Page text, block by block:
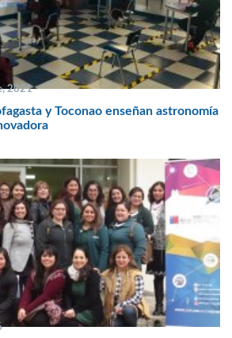
2021
y Toconao enseñan astronomía